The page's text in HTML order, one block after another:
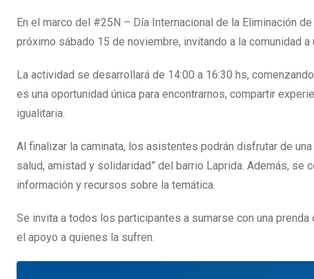
En el marco del #25N – Día Internacional de la Eliminación
próximo sábado 15 de noviembre, invitando a la comunidad
La actividad se desarrollará de 14:00 a 16:30 hs,
es una oportunidad única para encontrarnos, compartir
igualitaria.
Al finalizar la caminata, los asistentes podrán disfrutar de
salud, amistad y solidaridad” del barrio Laprida. Además,
información y recursos sobre la temática.
Se invita a todos los participantes a sumarse con una
el apoyo a quienes la sufren.